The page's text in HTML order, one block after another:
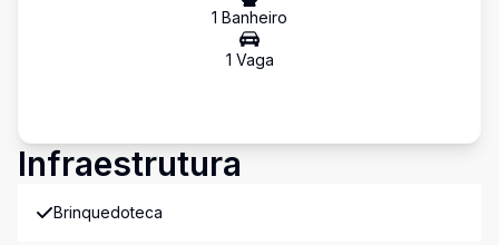
1 Banheiro
1 Vaga
Infraestrutura
Brinquedoteca